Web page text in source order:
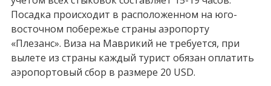
Посадка происходит в расположенном на юго-
восточном побережье страны аэропорту
«Плезанс». Виза на Маврикий не требуется, при
вылете из страны каждый турист обязан оплатить
аэропортовый сбор в размере 20 USD.